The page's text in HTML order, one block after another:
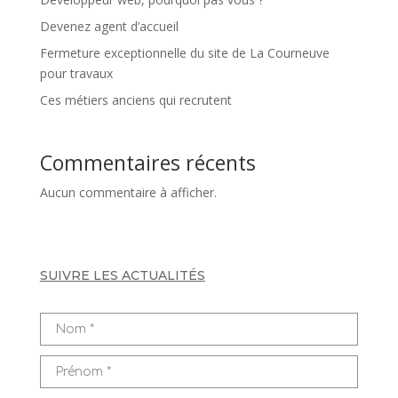
Devenez agent d’accueil
Fermeture exceptionnelle du site de La Courneuve
pour travaux
Ces métiers anciens qui recrutent
Commentaires récents
Aucun commentaire à afficher.
SUIVRE LES ACTUALITÉS